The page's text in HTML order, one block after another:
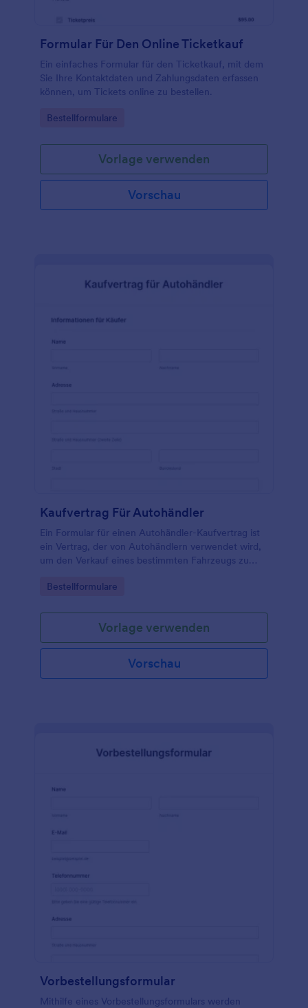
Formular Für Den Online Ticketkauf
Ein einfaches Formular für den Ticketkauf, mit dem
Sie Ihre Kontaktdaten und Zahlungsdaten erfassen
können, um Tickets online zu bestellen.
Go to Category:
Bestellformulare
Vorlage verwenden
Vorschau
Kaufvertrag Für Autohändler
Ein Formular für einen Autohändler-Kaufvertrag ist
ein Vertrag, der von Autohändlern verwendet wird,
um den Verkauf eines bestimmten Fahrzeugs zu
Go to Category:
Bestellformulare
Vorlage verwenden
Vorschau
Vorbestellungsformular
Mithilfe eines Vorbestellungsformulars werden